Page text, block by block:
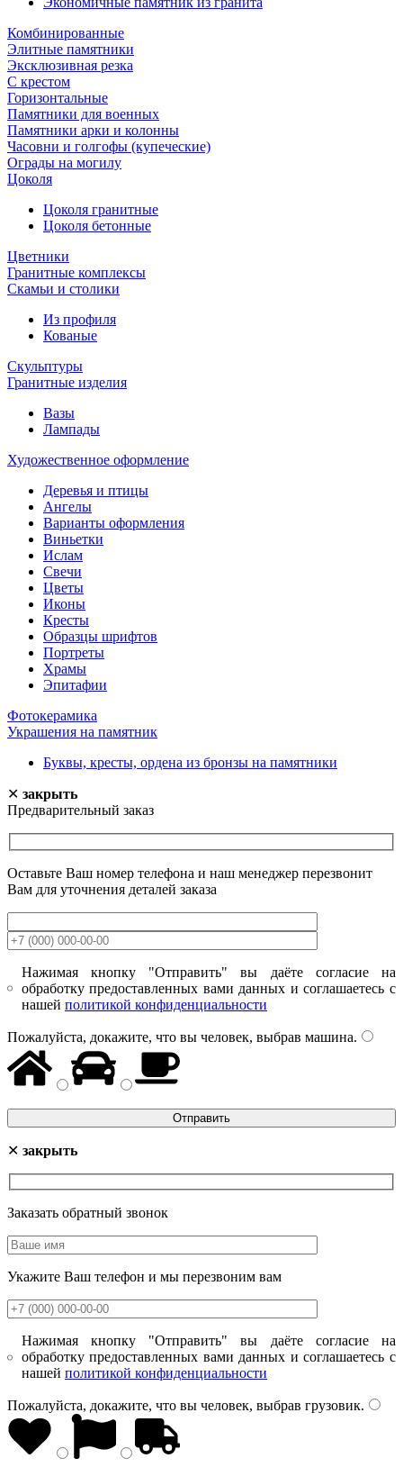
Комбинированные
Элитные памятники
Эксклюзивная резка
С крестом
Горизонтальные
Памятники для военных
Памятники арки и колонны
Часовни и голгофы (купеческие)
Ограды на могилу
Цоколя
Цоколя гранитные
Цоколя бетонные
Цветники
Гранитные комплексы
Cкамьи и столики
Из профиля
Кованые
Скульптуры
Гранитные изделия
Вазы
Лампады
Художественное оформление
Деревья и птицы
Ангелы
Варианты оформления
Виньетки
Ислам
Свечи
Цветы
Иконы
Кресты
Образцы шрифтов
Портреты
Храмы
Эпитафии
Фотокерамика
Украшения на памятник
Буквы, кресты, ордена из бронзы на памятники
✕ закрыть
Предварительный заказ
Оставьте Ваш номер телефона и наш менеджер перезвонит
Вам для уточнения деталей заказа
Нажимая кнопку "Отправить" вы даёте согласие на
обработку предоставленных вами данных и соглашаетесь с
нашей политикой конфиденциальности
Пожалуйста, докажите, что вы человек, выбрав машина.
✕ закрыть
Заказать обратный звонок
Укажите Ваш телефон и мы перезвоним вам
Нажимая кнопку "Отправить" вы даёте согласие на
обработку предоставленных вами данных и соглашаетесь с
нашей политикой конфиденциальности
Пожалуйста, докажите, что вы человек, выбрав грузовик.